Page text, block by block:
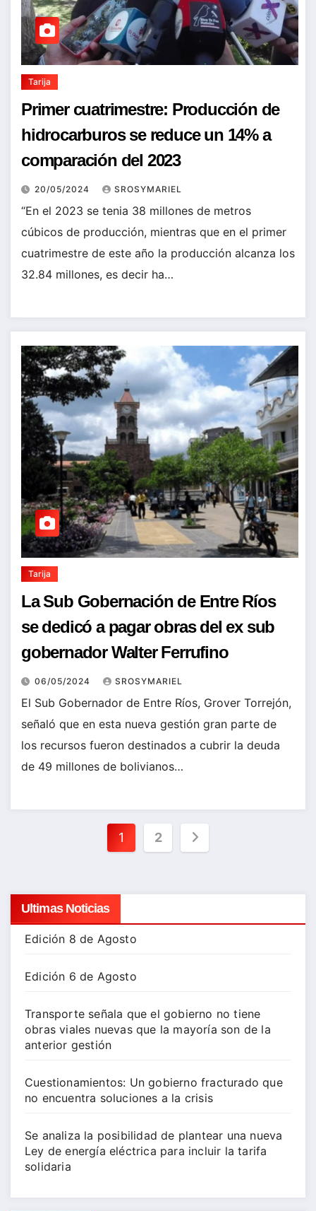
Tarija
Primer cuatrimestre: Producción de
hidrocarburos se reduce un 14% a
comparación del 2023
20/05/2024 SROSYMARIEL
“En el 2023 se tenia 38 millones de metros
cúbicos de producción, mientras que en el primer
cuatrimestre de este año la producción alcanza los
32.84 millones, es decir ha…
Tarija
La Sub Gobernación de Entre Ríos
se dedicó a pagar obras del ex sub
gobernador Walter Ferrufino
06/05/2024 SROSYMARIEL
El Sub Gobernador de Entre Ríos, Grover Torrejón,
señaló que en esta nueva gestión gran parte de
los recursos fueron destinados a cubrir la deuda
de 49 millones de bolivianos…
Paginación
entradas
1 2
Ultimas Noticias
Edición 8 de Agosto
Edición 6 de Agosto
Transporte señala que el gobierno no tiene
obras viales nuevas que la mayoría son de la
anterior gestión
Cuestionamientos: Un gobierno fracturado que
no encuentra soluciones a la crisis
Se analiza la posibilidad de plantear una nueva
Ley de energía eléctrica para incluir la tarifa
solidaria